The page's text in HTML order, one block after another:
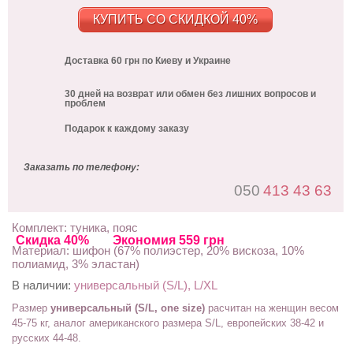
Скидка 40% Экономия 559 грн
КУПИТЬ СО СКИДКОЙ 40%
Доставка 60 грн по Киеву и Украине
30 дней на возврат или обмен без лишних вопросов и
проблем
Подарок к каждому заказу
Заказать по телефону:
050 413 43 63
Комплект: туника, пояс
Материал: шифон (67% полиэстер, 20% вискоза, 10%
полиамид, 3% эластан)
В наличии: универсальный (S/L), L/XL
Размер универсальный (S/L, one size) расчитан на женщин весом
45-75 кг, аналог американского размера S/L, европейских 38-42 и
русских 44-48